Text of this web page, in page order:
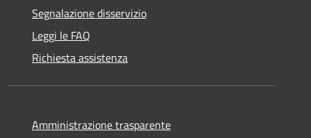
Segnalazione disservizio
Leggi le FAQ
Richiesta assistenza
Amministrazione trasparente